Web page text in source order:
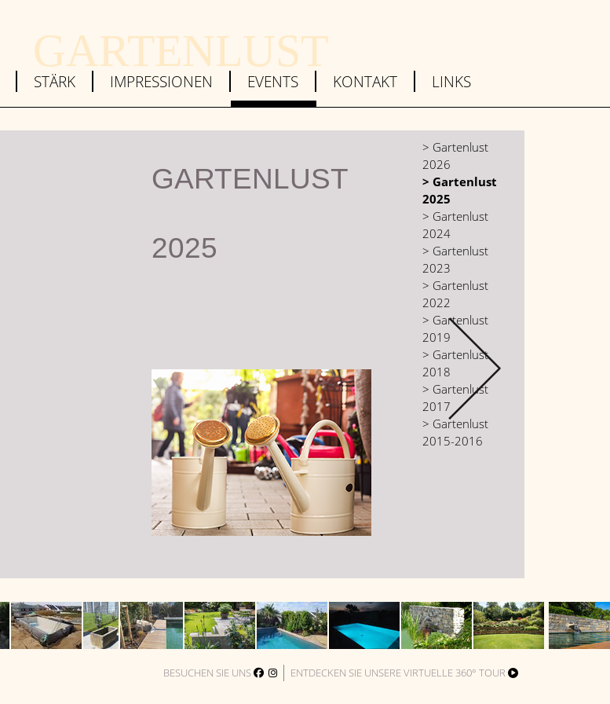
STÄRK IMPRESSIONEN EVENTS KONTAKT LINKS
GARTENLUST
GARTENLUST
2025
> Gartenlust
2026
> Gartenlust
2025
> Gartenlust
2024
> Gartenlust
2023
> Gartenlust
2022
> Gartenlust
2019
> Gartenlust
2018
> Gartenlust
2017
> Gartenlust
2015-2016
BESUCHEN SIE UNS ENTDECKEN SIE UNSEREVIRTUELLE 360° TOUR